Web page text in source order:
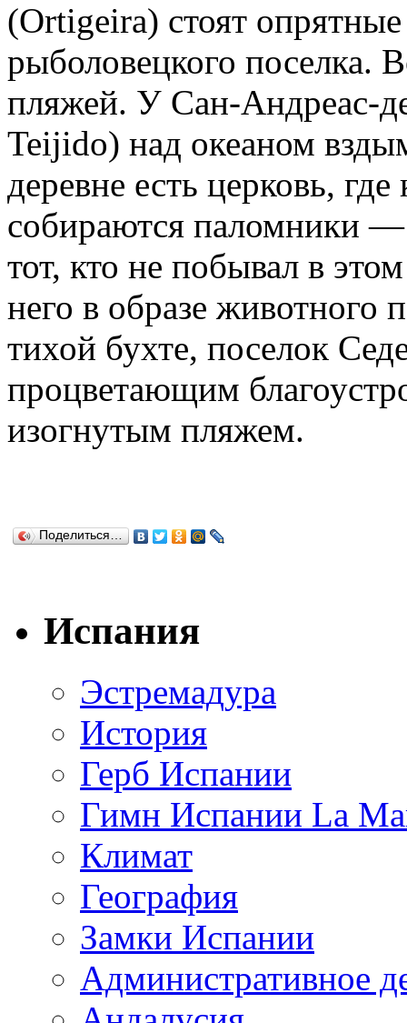
(Ortigeira) стоят
рыболовецкого поселка.
пляжей. У Сан-Андреас-
Teijido) над океаном
деревне есть церковь,
собираются паломники
тот, кто не побывал в
него в образе животного
тихой бухте, поселок
процветающим
изогнутым пляжем.
Поделиться…
Испания
Эстремадура
История
Герб Испании
Гимн Испании La
Климат
География
Замки Испании
Административное